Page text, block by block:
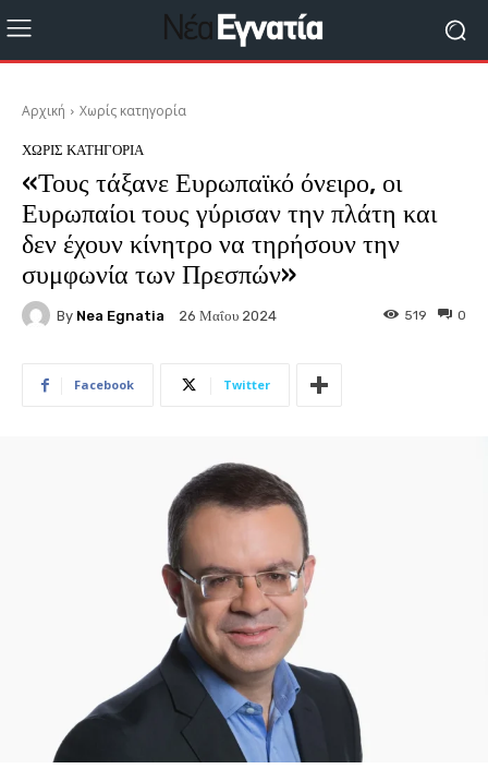
Αρχική Χωρίς κατηγορία
ΧΩΡΊΣ ΚΑΤΗΓΟΡΊΑ
«Τους τάξανε Ευρωπαϊκό όνειρο, οι
Ευρωπαίοι τους γύρισαν την πλάτη και
δεν έχουν κίνητρο να τηρήσουν την
συμφωνία των Πρεσπών»
By Nea Egnatia 26 Μαΐου 2024 0
519
Facebook Twitter